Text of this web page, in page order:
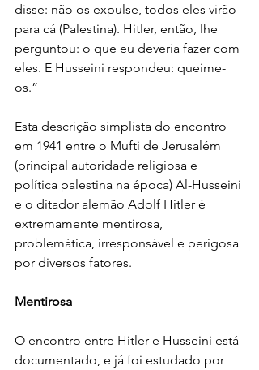
disse: não os expulse, todos eles virão
para cá (Palestina). Hitler, então, lhe
perguntou: o que eu deveria fazer com
eles. E Husseini respondeu: queime-
os.”
Esta descrição simplista do encontro
em 1941 entre o Mufti de Jerusalém
(principal autoridade religiosa e
política palestina na época) Al-Husseini
e o ditador alemão Adolf Hitler é
extremamente mentirosa,
problemática, irresponsável e perigosa
por diversos fatores.
Mentirosa
O encontro entre Hitler e Husseini está
documentado, e já foi estudado por